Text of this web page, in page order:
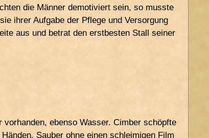
die Männer demotiviert sein, so musste
ihrer Aufgabe der Pflege und Versorgung
aus und betrat den erstbesten Stall seiner
ebenso Wasser. Cimber schöpfte
Sauber ohne einen schleimigen Film